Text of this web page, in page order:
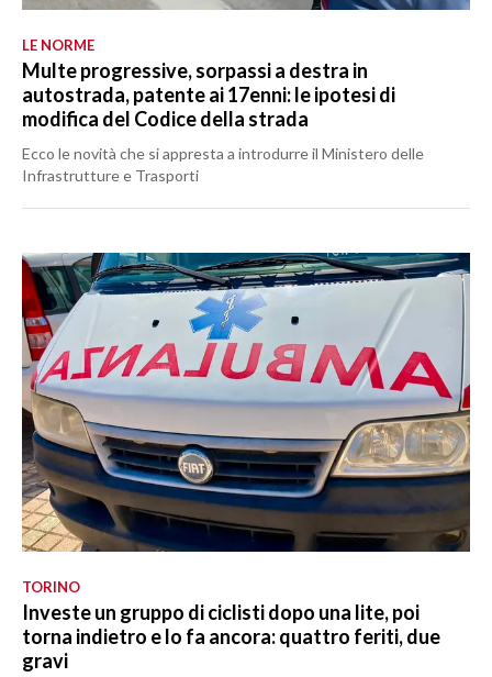
LE NORME
Multe progressive, sorpassi a destra in
autostrada, patente ai 17enni: le ipotesi di
modifica del Codice della strada
Ecco le novità che si appresta a introdurre il Ministero delle
Infrastrutture e Trasporti
TORINO
Investe un gruppo di ciclisti dopo una lite, poi
torna indietro e lo fa ancora: quattro feriti, due
gravi